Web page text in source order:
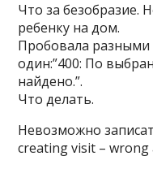
Что за безобразие.
ребенку на дом.
Пробовала разными
один:”400: По
найдено.”.
Что делать.
Невозможно
creating visit – wrong